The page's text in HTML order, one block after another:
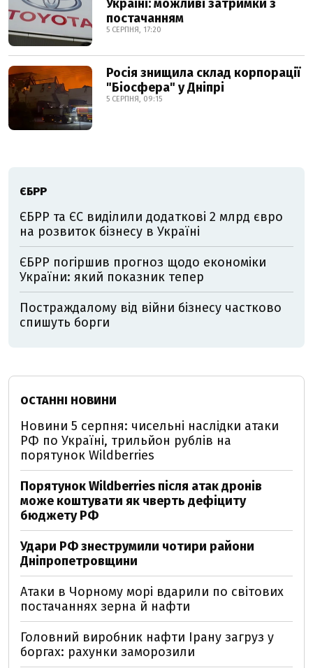
Україні: можливі затримки з
постачанням
5 СЕРПНЯ, 17:20
Росія знищила склад корпорації
"Біосфера" у Дніпрі
5 СЕРПНЯ, 09:15
ЄБРР
ЄБРР та ЄС виділили додаткові 2 млрд євро
на розвиток бізнесу в Україні
ЄБРР погіршив прогноз щодо економіки
України: який показник тепер
Постраждалому від війни бізнесу частково
спишуть борги
ОСТАННІ НОВИНИ
Новини 5 серпня: чисельні наслідки атаки
РФ по Україні, трильйон рублів на
порятунок Wildberries
Порятунок Wildberries після атак дронів
може коштувати як чверть дефіциту
бюджету РФ
Удари РФ знеструмили чотири райони
Дніпропетровщини
Атаки в Чорному морі вдарили по світових
постачаннях зерна й нафти
Головний виробник нафти Ірану загруз у
боргах: рахунки заморозили